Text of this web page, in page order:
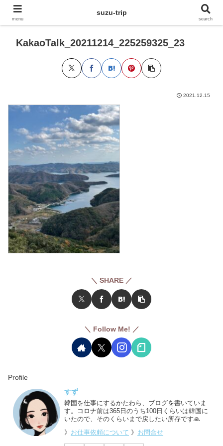
KakaoTalk_20211214_225259325_23
2021.12.15
＼ SHARE ／
＼ Follow Me! ／
Profile
すず
韓国を仕事にするかたわら、ブログを書いていま
す。コロナ前は365日のうち100日くらいは韓国に
いたので、そのくらいまで戻したい所存です🙏
》 お仕事依頼について 》 お問合せ
menu
suzu-trip
search